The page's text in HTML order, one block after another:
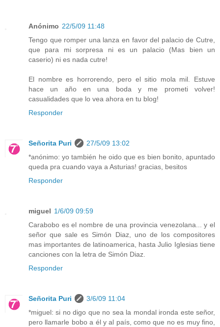
Anónimo 22/5/09 11:48
Tengo que romper una lanza en favor del palacio de Cutre,
que para mi sorpresa ni es un palacio (Mas bien un
caserio) ni es nada cutre!
El nombre es horrorendo, pero el sitio mola mil. Estuve
hace un año en una boda y me prometi volver!
casualidades que lo vea ahora en tu blog!
Responder
Señorita Puri
27/5/09 13:02
*anónimo: yo también he oido que es bien bonito, apuntado
queda pra cuando vaya a Asturias! gracias, besitos
Responder
miguel 1/6/09 09:59
Carabobo es el nombre de una provincia venezolana... y el
señor que sale es Simón Diaz, uno de los compositores
mas importantes de latinoamerica, hasta Julio Iglesias tiene
canciones con la letra de Simón Diaz.
Responder
Señorita Puri
3/6/09 11:04
*miguel: si no digo que no sea la mondal ironda este señor,
pero llamarle bobo a él y al país, como que no es muy fino,